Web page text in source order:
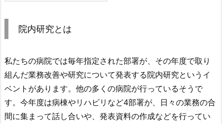
院内研究とは
私たちの病院では毎年指定された部署が、その年度で取り
組んだ業務改善や研究について発表する院内研究というイ
ベントがあります。他の多くの病院が行っているそうで
す。今年度は病棟やリハビリなど4部署が、日々の業務の合
間に集まって話し合いや、発表資料の作成などを行ってい